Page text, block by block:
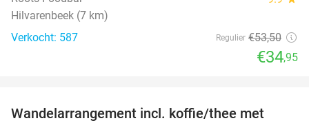
Hilvarenbeek (7 km)
Verkocht: 587
Regulier €53,50
€34,95
Wandelarrangement incl. koffie/thee met